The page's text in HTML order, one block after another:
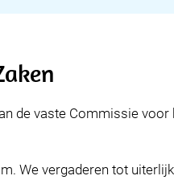
de vaste Commissie
We vergaderen tot